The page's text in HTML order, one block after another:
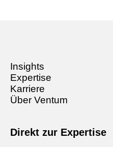
Insights
Expertise
Karriere
Über Ventum
Direkt zur Expertise